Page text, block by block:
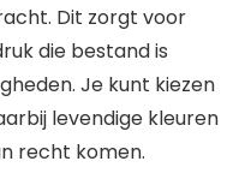
Dit zorgt voor
die bestand is
Je kunt kiezen
levendige kleuren
recht komen.